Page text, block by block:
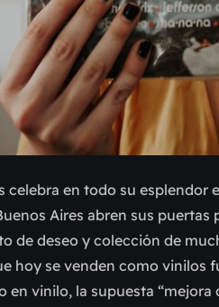
celebra en todo su
Aires abren sus
de deseo y colección de
hoy se venden como vinilos
en vinilo, la supuesta